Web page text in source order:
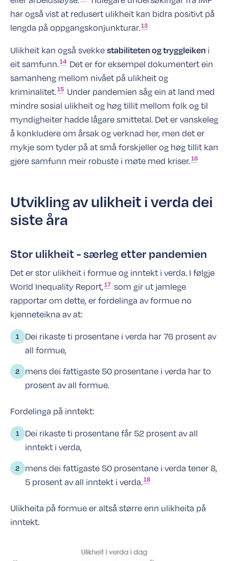
har også vist at redusert ulikheit kan bidra positivt på
lengda på oppgangskonjunkturar.13
Ulikheit kan også svekkestabiliteten og tryggleiken i
eitsamfunn.14 Det er for eksempel dokumentert ein
samanheng mellom nivået på ulikheit og
kriminalitet.15 Under pandemien såg ein at land med
mindre sosial ulikheit og høg tillit mellom folk og til
myndigheiter hadde lågare smittetal. Det er vanskeleg
å konkludere om årsak og verknad her, men det er
mykje som tyder på at små forskjeller og høg tillit kan
gjere samfunn meir robuste i møte med kriser.16
Utvikling av ulikheit i verda dei
siste åra
Stor ulikheit - særleg etter pandemien
Det er stor ulikheit i formue og inntekt i verda. I følgje
World Inequality Report,17 som gir ut jamlege
rapportar om dette, er fordelinga av formue no
kjenneteikna av at:
Dei rikaste ti prosentane i verda har 76 prosent av
all formue,
mens dei fattigaste 50 prosentane i verda har to
prosent av all formue.
Fordelinga på inntekt:
Dei rikaste ti prosentane får 52 prosent av all
inntekt i verda,
mens dei fattigaste 50 prosentane i verda tener 8,
5 prosent av all inntekt i verda.18
Ulikheita på formue er altså større enn ulikheita på
inntekt.